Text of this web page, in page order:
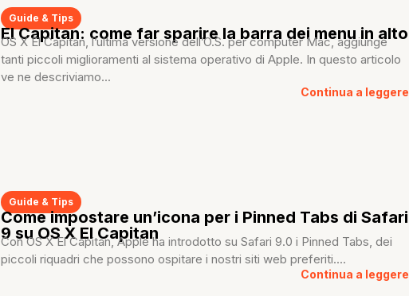
Guide & Tips
El Capitan: come far sparire la barra dei menu in alto
OS X El Capitan, l’ultima versione dell’O.S. per computer Mac, aggiunge
tanti piccoli miglioramenti al sistema operativo di Apple. In questo articolo
ve ne descriviamo...
Continua a leggere
Guide & Tips
Come impostare un’icona per i Pinned Tabs di Safari
9 su OS X El Capitan
Con OS X El Capitan, Apple ha introdotto su Safari 9.0 i Pinned Tabs, dei
piccoli riquadri che possono ospitare i nostri siti web preferiti....
Continua a leggere